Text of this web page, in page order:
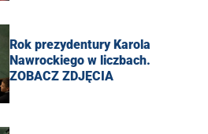
Rok prezydentury Karola
Nawrockiego w liczbach.
ZOBACZ ZDJĘCIA